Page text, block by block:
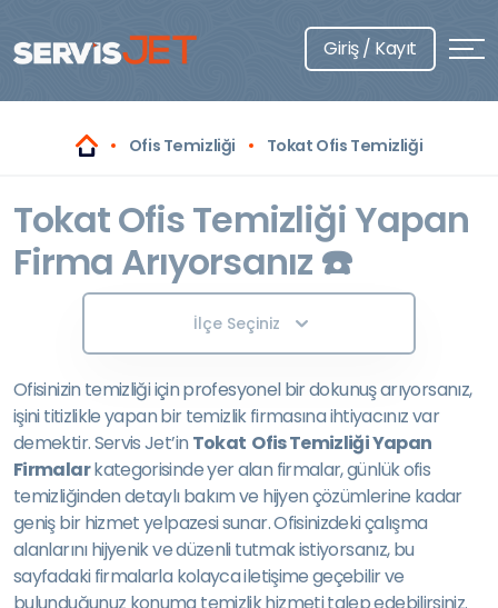
Giriş / Kayıt
Ofis Temizliği Tokat Ofis Temizliği
Tokat Ofis Temizliği Yapan
Firma Arıyorsanız ☎️
İlçe Seçiniz
Ofisinizin temizliği için profesyonel bir dokunuş arıyorsanız,
işini titizlikle yapan bir temizlik firmasına ihtiyacınız var
demektir. Servis Jet’in Tokat Ofis Temizliği Yapan
Firmalarkategorisinde yer alan firmalar, günlük ofis
temizliğinden detaylı bakım ve hijyen çözümlerine kadar
geniş bir hizmet yelpazesi sunar. Ofisinizdeki çalışma
alanlarını hijyenik ve düzenli tutmak istiyorsanız, bu
sayfadaki firmalarla kolayca iletişime geçebilir ve